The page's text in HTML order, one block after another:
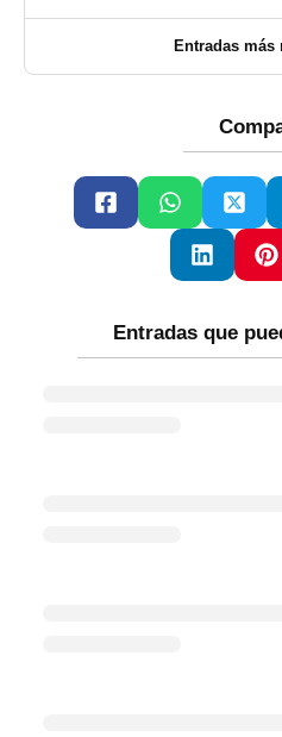
Entradas más
Entradas que